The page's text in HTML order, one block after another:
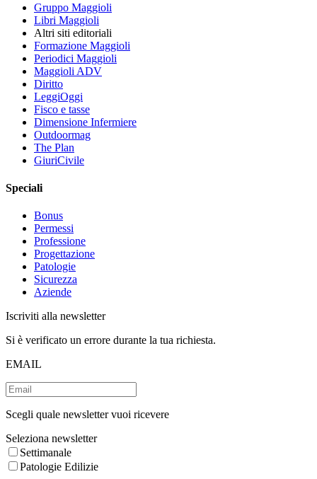
Gruppo Maggioli
Libri Maggioli
Altri siti editoriali
Formazione Maggioli
Periodici Maggioli
Maggioli ADV
Diritto
LeggiOggi
Fisco e tasse
Dimensione Infermiere
Outdoormag
The Plan
GiuriCivile
Speciali
Bonus
Permessi
Professione
Progettazione
Patologie
Sicurezza
Aziende
Iscriviti alla newsletter
Si è verificato un errore durante la tua richiesta.
EMAIL
Scegli quale newsletter vuoi ricevere
Seleziona newsletter
Settimanale
Patologie Edilizie